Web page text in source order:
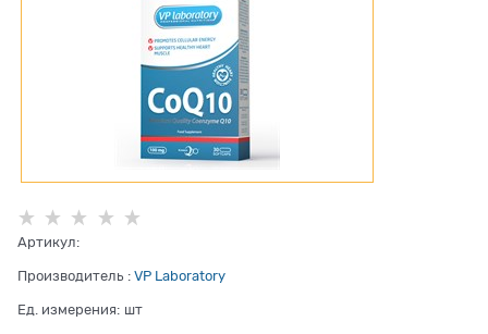
Артикул:
Производитель : VP Laboratory
Ед. измерения: шт